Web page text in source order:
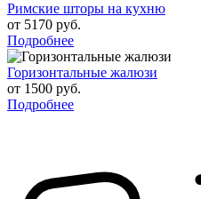
Римские шторы на кухню
от 5170 руб.
Подробнее
Горизонтальные жалюзи
от 1500 руб.
Подробнее